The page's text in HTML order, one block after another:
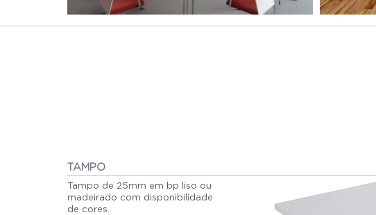
TAMPO
Tampo de 25mm em bp liso ou
madeirado com disponibilidade
de cores.